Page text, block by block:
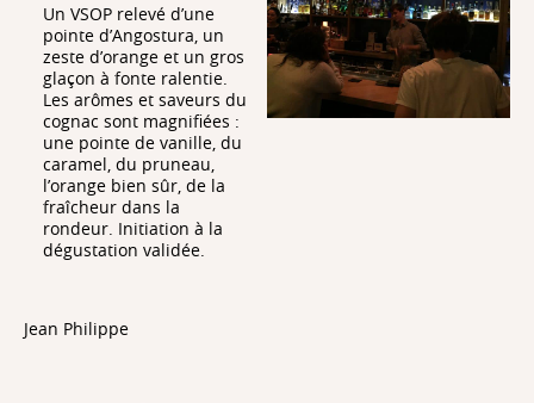
Un VSOP relevé d’une
pointe d’Angostura, un
zeste d’orange et un gros
glaçon à fonte ralentie.
Les arômes et saveurs du
cognac sont magnifiées :
une pointe de vanille, du
caramel, du pruneau,
l’orange bien sûr, de la
fraîcheur dans la
rondeur. Initiation à la
dégustation validée.
Jean Philippe